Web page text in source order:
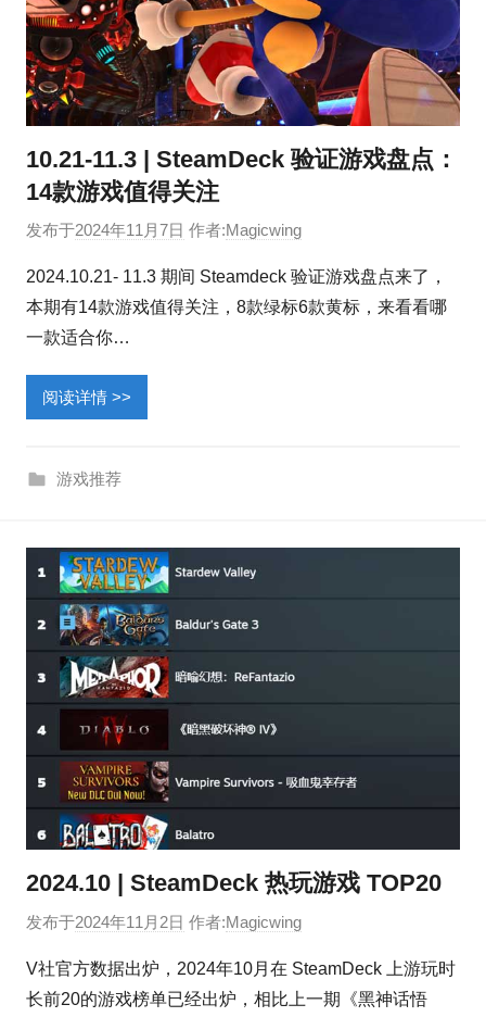
10.21-11.3 | SteamDeck 验证游戏盘点：
14款游戏值得关注
发布于2024年11月7日 作者:Magicwing
2024.10.21- 11.3 期间 Steamdeck 验证游戏盘点来了，
本期有14款游戏值得关注，8款绿标6款黄标，来看看哪
一款适合你…
阅读详情 >>
游戏推荐
2024.10 | SteamDeck 热玩游戏 TOP20
发布于2024年11月2日 作者:Magicwing
V社官方数据出炉，2024年10月在 SteamDeck 上游玩时
长前20的游戏榜单已经出炉，相比上一期《黑神话悟